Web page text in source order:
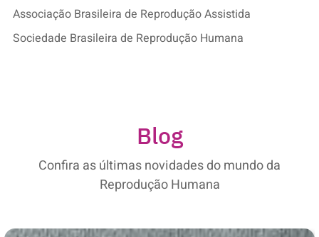
Associação Brasileira de Reprodução Assistida
Sociedade Brasileira de Reprodução Humana
Blog
Confira as últimas novidades do mundo da
Reprodução Humana